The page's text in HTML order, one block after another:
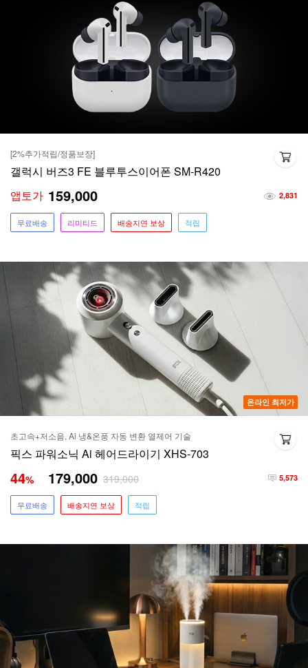
[2%추가적립/정품보장]
갤럭시 버즈3 FE 블루투스이어폰 SM-R420
2,831
앱토가 159,000
무료배송 리미티드 배송지연 보상 적립
온라인 최저가
초고속+저소음, Ai 냉&온풍 자동 변환 열제어 기술
픽스 파워소닉 Ai 헤어드라이기 XHS-703
5,573
44% 179,000 319,000
무료배송 배송지연 보상 적립